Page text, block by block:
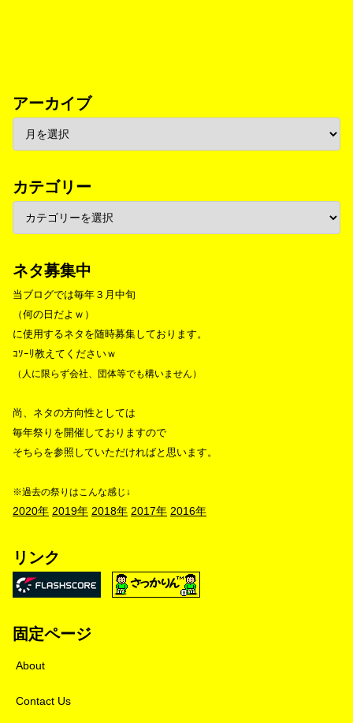
アーカイブ
カテゴリー
ネタ募集中
当ブログでは毎年３月中旬
（何の日だよｗ）
に使用するネタを随時募集しております。
ｺｿｰﾘ教えてくださいｗ
（人に限らず会社、団体等でも構いません）
尚、ネタの方向性としては
毎年祭りを開催しておりますので
そちらを参照していただければと思います。
※過去の祭りはこんな感じ↓
2020年 2019年 2018年 2017年 2016年
リンク
固定ページ
About
Contact Us